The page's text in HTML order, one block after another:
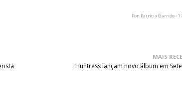
Por: Patrícia Garrido -
MAIS
Huntress lançam novo álbum em